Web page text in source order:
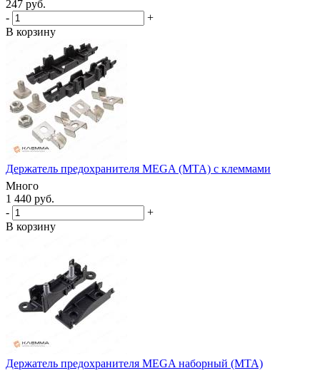
247 руб.
-
+
В корзину
Держатель предохранителя MEGA (MTA) с клеммами
Много
1 440 руб.
-
+
В корзину
Держатель предохранителя MEGA наборный (MTA)